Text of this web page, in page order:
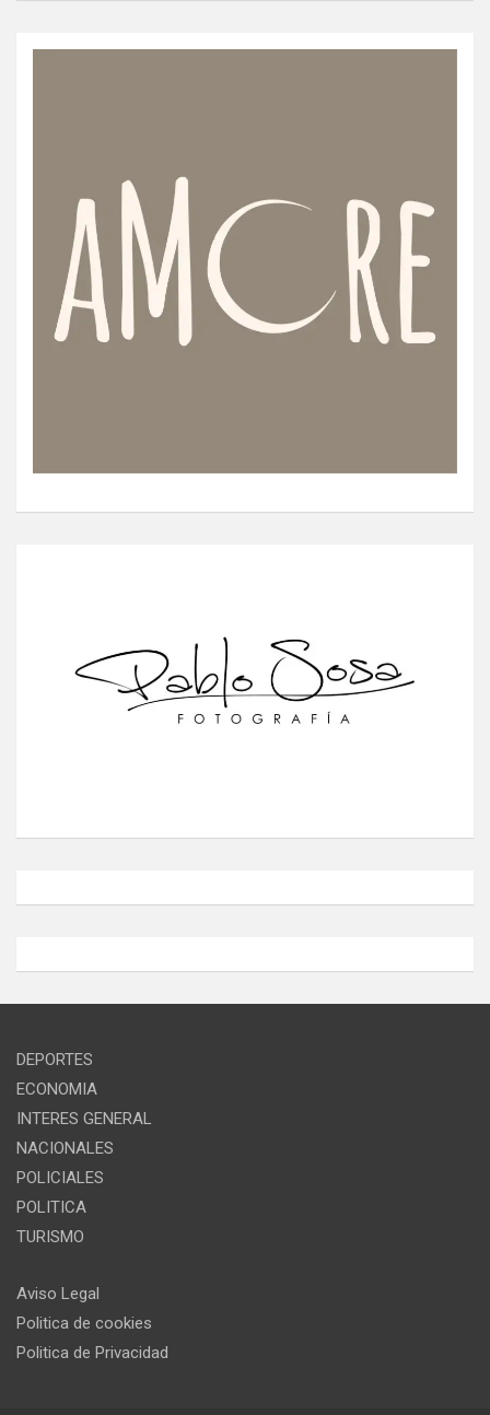
DEPORTES
ECONOMIA
INTERES GENERAL
NACIONALES
POLICIALES
POLITICA
TURISMO
Aviso Legal
Politica de cookies
Politica de Privacidad